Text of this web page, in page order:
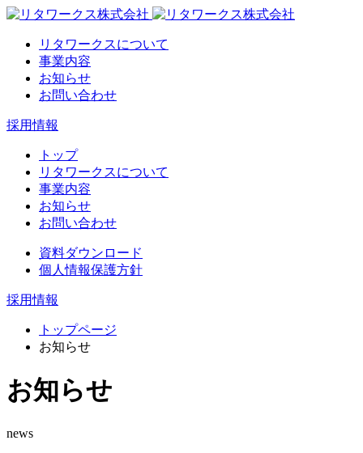
リタワークスについて
事業内容
お知らせ
お問い合わせ
採用情報
トップ
リタワークスについて
事業内容
お知らせ
お問い合わせ
資料ダウンロード
個人情報保護方針
採用情報
トップページ
お知らせ
お知らせ
news